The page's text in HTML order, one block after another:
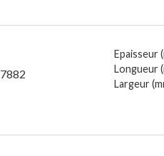
7882
Epaisseur
Longueur
Largeur